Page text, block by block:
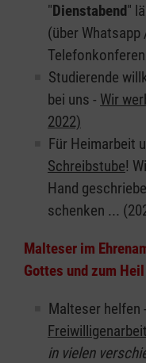
"Dienstabend"
(über
Studierende
bei uns - Wir
2022)
Für Heimarbeit
Schreibstube!
Hand
schenken ...
Malteser im
Gottes und zum
Malteser helfen -
Freiwilligenarbeit
in vielen